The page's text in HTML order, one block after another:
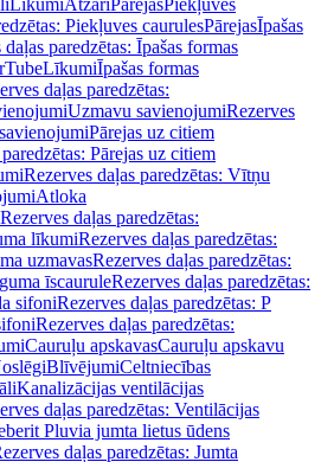
LīkumiAtzari PārejasPiekļuves
Piekļuves caurulesPārejasĪpašas
daļas paredzētas: Īpašas formas
LīkumiĪpašas formas
daļas paredzētas:
Uzmavu savienojumiRezerves
Pārejas uz citiem
Pārejas uz citiem
Rezerves daļas paredzētas: Vītņu
Atloka
Rezerves daļas paredzētas:
līkumiRezerves daļas paredzētas:
uzmavasRezerves daļas paredzētas:
īscauruleRezerves daļas paredzētas:
sifoniRezerves daļas paredzētas: P
Rezerves daļas paredzētas:
Cauruļu apskavasCauruļu apskavu
BlīvējumiCeltniecības
Kanalizācijas ventilācijas
daļas paredzētas: Ventilācijas
Pluvia jumta lietus ūdens
daļas paredzētas: Jumta